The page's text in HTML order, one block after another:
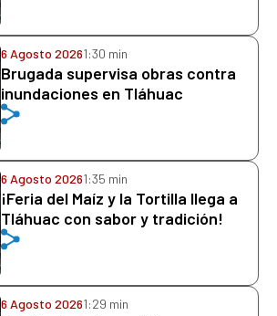
6 Agosto 20261:30 min
Brugada supervisa obras contra
inundaciones en Tláhuac
6 Agosto 20261:35 min
¡Feria del Maíz y la Tortilla llega a
Tláhuac con sabor y tradición!
6 Agosto 20261:29 min